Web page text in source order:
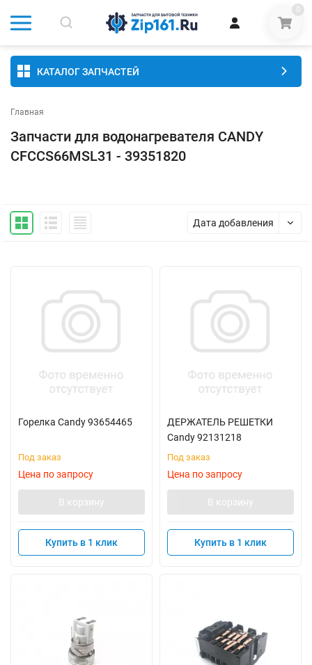
0
КАТАЛОГ ЗАПЧАСТЕЙ
Главная
Запчасти для водонагревателя CANDY
CFCCS66MSL31 - 39351820
Дата добавления
Горелка Candy 93654465
Под заказ
Цена по запросу
В корзину
Купить в 1 клик
ДЕРЖАТЕЛЬ РЕШЕТКИ
Candy 92131218
Под заказ
Цена по запросу
В корзину
Купить в 1 клик